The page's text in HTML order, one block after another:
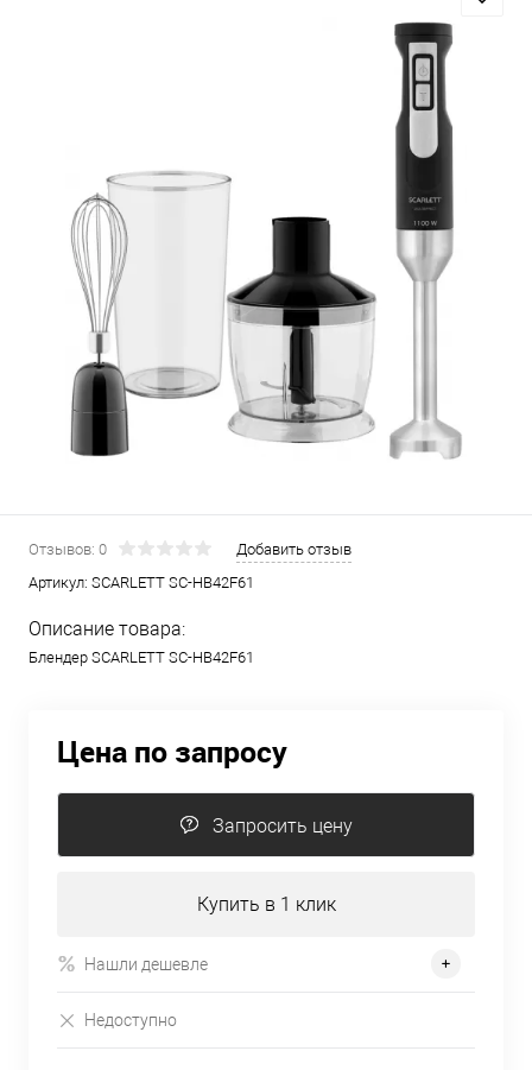
Отзывов: 0
Добавить отзыв
Артикул: SCARLETT SC-HB42F61
Описание товара:
Блендер SCARLETT SC-HB42F61
Цена по запросу
Запросить цену
Купить в 1 клик
Нашли дешевле
Недоступно